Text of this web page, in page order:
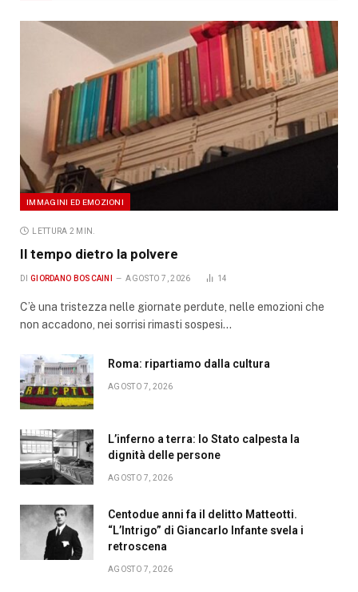
IMMAGINI ED EMOZIONI
LETTURA 2 MIN.
Il tempo dietro la polvere
DI GIORDANO BOSCAINI AGOSTO 7, 2026 14
C’è una tristezza nelle giornate perdute, nelle emozioni che
non accadono, nei sorrisi rimasti sospesi…
Roma: ripartiamo dalla cultura
AGOSTO 7, 2026
L’inferno a terra: lo Stato calpesta la
dignità delle persone
AGOSTO 7, 2026
Centodue anni fa il delitto Matteotti.
“L’Intrigo” di Giancarlo Infante svela i
retroscena
AGOSTO 7, 2026